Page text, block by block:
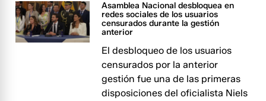
Asamblea Nacional desbloquea en
redes sociales de los usuarios
censurados durante la gestión
anterior
El desbloqueo de los usuarios
censurados por la anterior
gestión fue una de las primeras
disposiciones del oficialista Niels